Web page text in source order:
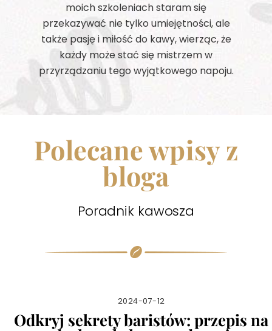
moich szkoleniach staram się
przekazywać nie tylko umiejętności, ale
także pasję i miłość do kawy, wierząc, że
każdy może stać się mistrzem w
przyrządzaniu tego wyjątkowego napoju.
Polecane wpisy z
bloga
Poradnik kawosza
2024-07-12
Odkryj sekrety baristów: przepis na